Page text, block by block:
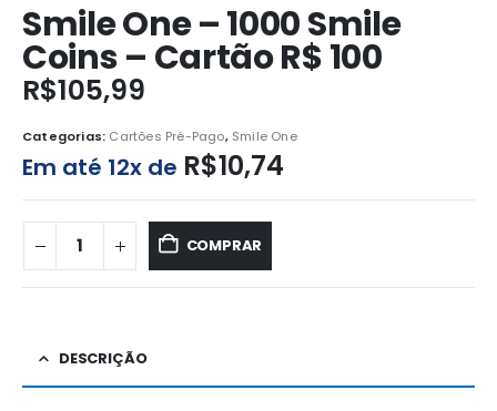
Smile One – 1000 Smile
Coins – Cartão R$ 100
R$105,99
Categorias: Cartões Pré-Pago, Smile One
Em até 12x de R$10,74
COMPRAR
DESCRIÇÃO